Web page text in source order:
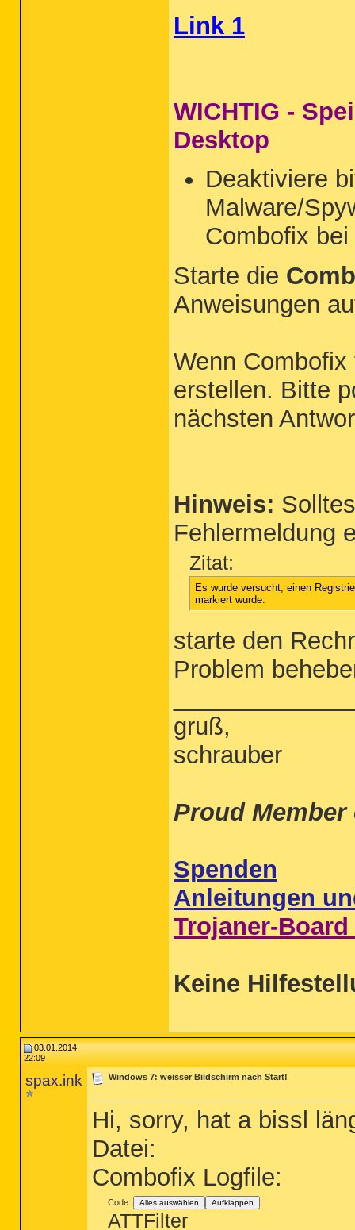
Link 1
WICHTIG -
Desktop
Deaktiviere
Malware/
Combofix
Starte die
Anweisungen
Wenn
erstellen. Bitte
nächsten
Hinweis:
Fehlermeldung
Zitat:
Es wurde versucht, einen
markiert wurde.
starte den
Problem
gruß,
schrauber
Proud Member
Spenden
Anleitungen
Trojaner-
Keine
03.01.2014,
22:09
spax.ink Windows 7: weisser Bildschirm nach Start!
Hi, sorry, hat a bissl
Datei:
Combofix Logfile:
Code: Alles auswählen Aufklappen
ATTFilter